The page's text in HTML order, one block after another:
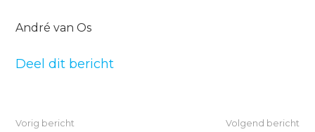
André van Os
Deel dit bericht
Vorig bericht Volgend bericht